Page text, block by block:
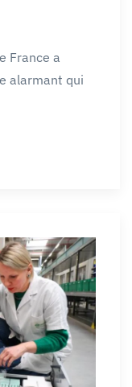
France a
alarmant qui